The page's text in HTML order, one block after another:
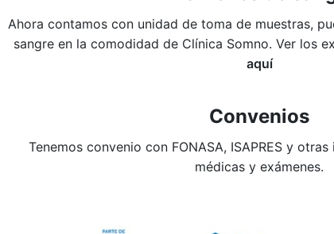
Ahora contamos con unidad de toma de muestras,
sangre en la comodidad de Clínica Somno. Ver los
aquí
Convenios
Tenemos convenio con FONASA, ISAPRES y
médicas y exámenes.